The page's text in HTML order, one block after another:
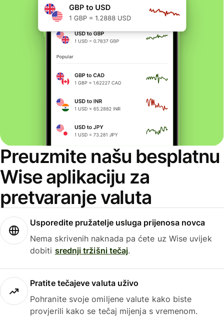
Preuzmite našu besplatnu
Wise aplikaciju za
pretvaranje valuta
Usporedite pružatelje usluga prijenosa novca
Nema skrivenih naknada pa ćete uz Wise uvijek
dobiti srednji tržišni tečaj.
Pratite tečajeve valuta uživo
Pohranite svoje omiljene valute kako biste
provjerili kako se tečaj mijenja s vremenom.